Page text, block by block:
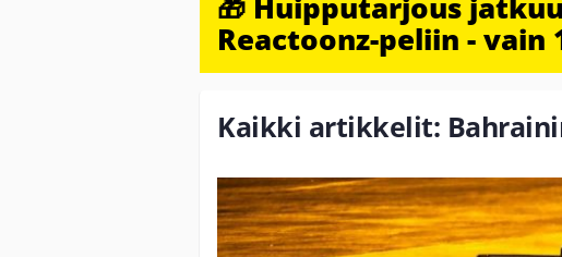
Reactoonz-peliin - vain
Kaikki artikkelit: